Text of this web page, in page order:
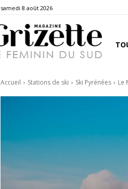
samedi 8 août 2026
Accueil Stations de ski Ski Pyrénées Le